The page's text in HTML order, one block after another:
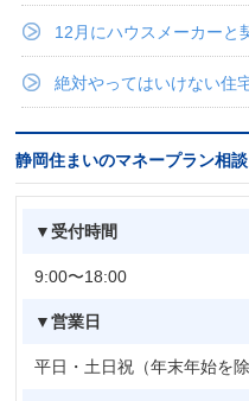
12月にハウスメーカーと
絶対やってはいけない住
静岡住まいのマネープラン相談
▼受付時間
9:00〜18:00
▼営業日
平日・土日祝（年末年始を除